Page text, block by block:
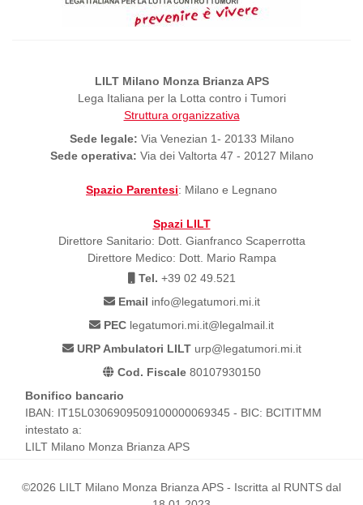
LILT Milano Monza Brianza APS
Lega Italiana per la Lotta contro i Tumori
Struttura organizzativa
Sede legale: Via Venezian 1- 20133 Milano
Sede operativa: Via dei Valtorta 47 - 20127 Milano
Spazio Parentesi: Milano e Legnano
Spazi LILT
Direttore Sanitario: Dott. Gianfranco Scaperrotta
Direttore Medico: Dott. Mario Rampa
Tel. +39 02 49.521
Email info@legatumori.mi.it
PEC legatumori.mi.it@legalmail.it
URP Ambulatori LILTurp@legatumori.mi.it
Cod. Fiscale80107930150
Bonifico bancario
IBAN: IT15L0306909509100000069345 - BIC: BCITITMM
intestato a:
LILT Milano Monza Brianza APS
©2026 LILT Milano Monza Brianza APS - Iscritta al RUNTS dal